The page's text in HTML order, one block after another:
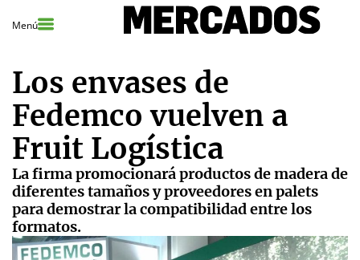
Menú
Los envases de
Fedemco vuelven a
Fruit Logística
La firma promocionará productos de madera de
diferentes tamaños y proveedores en palets
para demostrar la compatibilidad entre los
formatos.